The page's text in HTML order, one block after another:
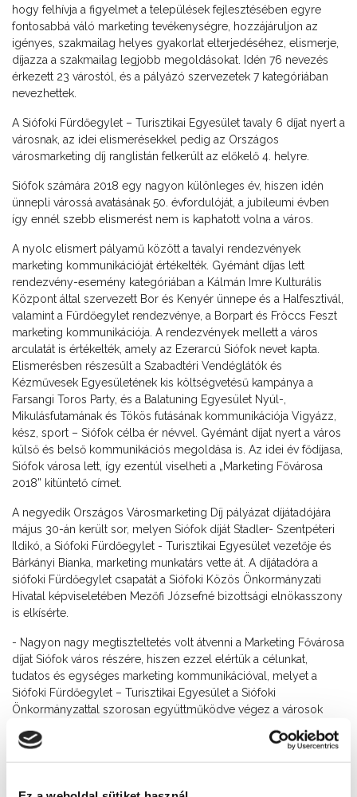
hogy felhívja a figyelmet a települések fejlesztésében egyre
fontosabbá váló marketing tevékenységre, hozzájáruljon az
igényes, szakmailag helyes gyakorlat elterjedéséhez, elismerje,
díjazza a szakmailag legjobb megoldásokat. Idén 76 nevezés
érkezett 23 várostól, és a pályázó szervezetek 7 kategóriában
nevezhettek.
A Siófoki Fürdőegylet – Turisztikai Egyesület tavaly 6 díjat nyert a
városnak, az idei elismerésekkel pedig az Országos
városmarketing díj ranglistán felkerült az előkelő 4. helyre.
Siófok számára 2018 egy nagyon különleges év, hiszen idén
ünnepli várossá avatásának 50. évfordulóját, a jubileumi évben
így ennél szebb elismerést nem is kaphatott volna a város.
A nyolc elismert pályamű között a tavalyi rendezvények
marketing kommunikációját értékelték. Gyémánt díjas lett
rendezvény-esemény kategóriában a Kálmán Imre Kulturális
Központ által szervezett Bor és Kenyér ünnepe és a Halfesztivál,
valamint a Fürdőegylet rendezvénye, a Borpart és Fröccs Feszt
marketing kommunikációja. A rendezvények mellett a város
arculatát is értékelték, amely az Ezerarcú Siófok nevet kapta.
Elismerésben részesült a Szabadtéri Vendéglátók és
Kézművesek Egyesületének kis költségvetésű kampánya a
Farsangi Toros Party, és a Balatuning Egyesület Nyúl-,
Mikulásfutamának és Tökös futásának kommunikációja Vigyázz,
kész, sport – Siófok célba ér névvel. Gyémánt díjat nyert a város
külső és belső kommunikációs megoldása is. Az idei év fődíjasa,
Siófok városa lett, így ezentúl viselheti a „Marketing Fővárosa
2018” kitüntető címet.
A negyedik Országos Városmarketing Díj pályázat díjátadójára
május 30-án került sor, melyen Siófok díját Stadler- Szentpéteri
Ildikó, a Siófoki Fürdőegylet - Turisztikai Egyesület vezetője és
Bárkányi Bianka, marketing munkatárs vette át. A díjátadóra a
siófoki Fürdőegylet csapatát a Siófoki Közös Önkormányzati
Hivatal képviseletében Mezőfi Józsefné bizottsági elnökasszony
is elkísérte.
- Nagyon nagy megtiszteltetés volt átvenni a Marketing Fővárosa
díjat Siófok város részére, hiszen ezzel elértük a célunkat,
tudatos és egységes marketing kommunikációval, melyet a
Siófoki Fürdőegylet – Turisztikai Egyesület a Siófoki
Önkormányzattal szorosan együttműködve végez a városok
Bizonyítottuk, hogy valóban „Itt kezdődik a Balaton”! - nyilatkozta
Stadler-Szentpéteri Ildikó a Siófoki Fürdőegylet – Turisztikai